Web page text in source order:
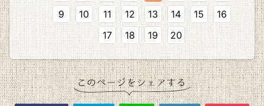
9
10 11 12 13 14 15
16
17
18 19 20